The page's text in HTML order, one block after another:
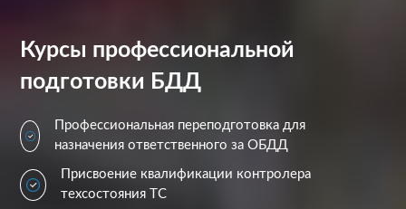
Курсы профессиональной
подготовки БДД
Профессиональная переподготовка для
назначения ответственного за ОБДД
Присвоение квалификации контролера
техсостояния ТС